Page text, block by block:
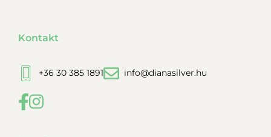
Kontakt
+36 30 385 1891 info@dianasilver.hu